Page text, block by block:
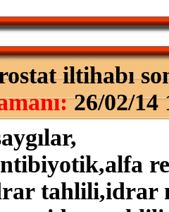
iltihabı
26/02/14
tahlili,idrar